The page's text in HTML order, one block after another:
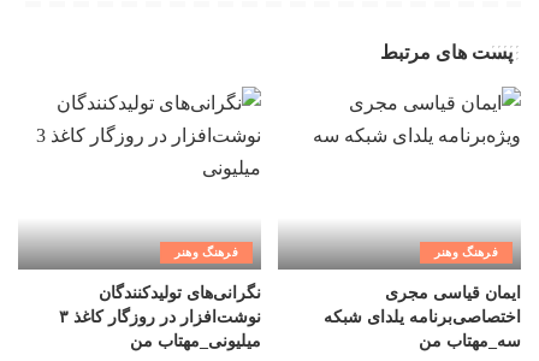
پست های مرتبط
فرهنگ وهنر
ایمان قیاسی مجری
اختصاصی‌برنامه یلدای شبکه
سه_مهتاب من
فرهنگ وهنر
نگرانی‌های تولیدکنندگان
نوشت‌افزار در روزگار کاغذ ۳
میلیونی_مهتاب من